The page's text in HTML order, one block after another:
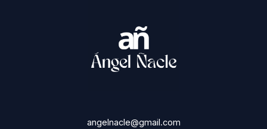
angelnacle@gmail.com